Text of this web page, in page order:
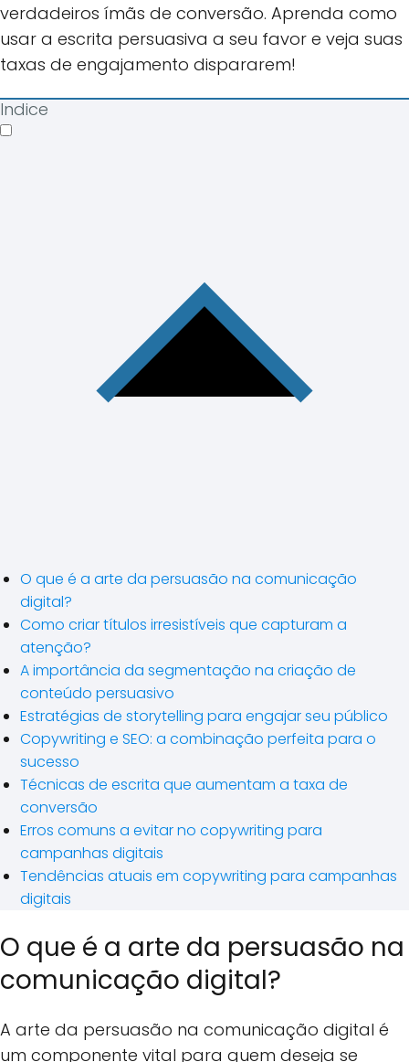
verdadeiros ímãs de conversão. Aprenda como
usar a escrita persuasiva a seu favor e veja suas
taxas de engajamento dispararem!
Indice
O que é a arte da persuasão na comunicação
digital?
Como criar títulos irresistíveis que capturam a
atenção?
A importância da segmentação na criação de
conteúdo persuasivo
Estratégias de storytelling para engajar seu público
Copywriting e SEO: a combinação perfeita para o
sucesso
Técnicas de escrita que aumentam a taxa de
conversão
Erros comuns a evitar no copywriting para
campanhas digitais
Tendências atuais em copywriting para campanhas
digitais
O que é a arte da persuasão na
comunicação digital?
A arte da persuasão na comunicação digital é
um componente vital para quem deseja se